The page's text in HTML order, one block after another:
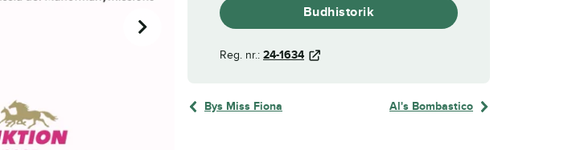
Budhistorik
Reg. nr.: 24-1634
Bys Miss Fiona Al's Bombastico